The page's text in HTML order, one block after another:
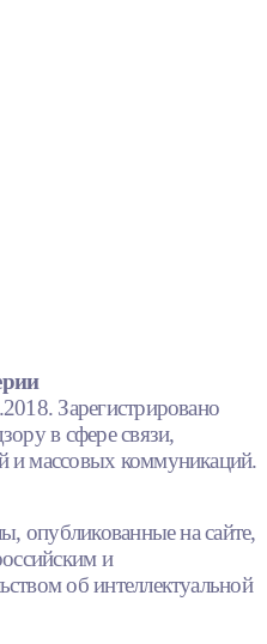
Зарегистрировано
в сфере связи,
и массовых коммуникаций.
опубликованные на сайте,
и
об интеллектуальной